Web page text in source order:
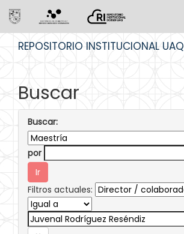
REPOSITORIO INSTITUCIONAL UAQ
Buscar
Buscar:
por
Filtros actuales: